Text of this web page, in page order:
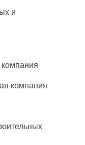
и
компания